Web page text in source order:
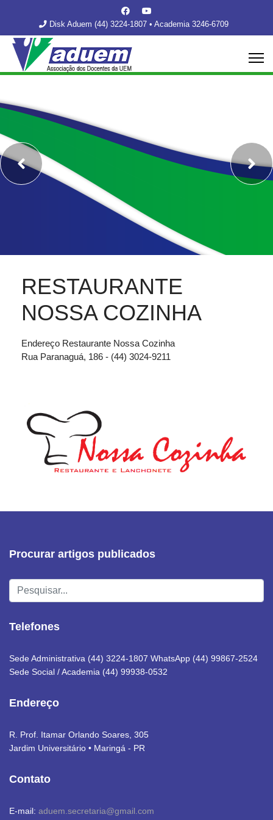
Disk Aduem (44) 3224-1807 • Academia 3246-6709
RESTAURANTE
NOSSA COZINHA
Endereço Restaurante Nossa Cozinha
Rua Paranaguá, 186 - (44) 3024-9211
Procurar artigos publicados
Pesquisar...
Telefones
Sede Administrativa (44) 3224-1807 WhatsApp (44) 99867-2524
Sede Social / Academia (44) 99938-0532
Endereço
R. Prof. Itamar Orlando Soares, 305
Jardim Universitário • Maringá - PR
Contato
E-mail: aduem.secretaria@gmail.com